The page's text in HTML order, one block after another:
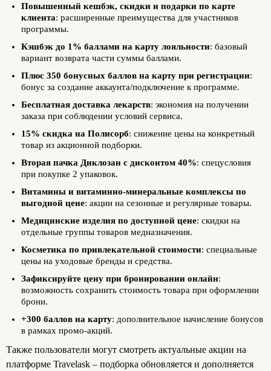
Повышенный кешбэк, скидки и подарки по карте
клиента: расширенные преимущества для участников
программы.
Кэшбэк до 1% баллами на карту лояльности: базовый
вариант возврата части суммы баллами.
Плюс 350 бонусных баллов на карту при регистрации:
бонус за создание аккаунта/подключение к программе.
Бесплатная доставка лекарств: экономия на получении
заказа при соблюдении условий сервиса.
15% скидка на Полисорб: снижение цены на конкретный
товар из акционной подборки.
Вторая пачка Диклозан с дисконтом 40%: спецусловия
при покупке 2 упаковок.
Витамины и витаминно-минеральные комплексы по
выгодной цене: акции на сезонные и регулярные товары.
Медицинские изделия по доступной цене: скидки на
отдельные группы товаров медназначения.
Косметика по привлекательной стоимости: специальные
цены на уходовые бренды и средства.
Зафиксируйте цену при бронировании онлайн:
возможность сохранить стоимость товара при оформлении
брони.
+300 баллов на карту: дополнительное начисление бонусов
в рамках промо-акций.
Также пользователи могут смотреть актуальные акции на
платформе Travelask – подборка обновляется и дополняется